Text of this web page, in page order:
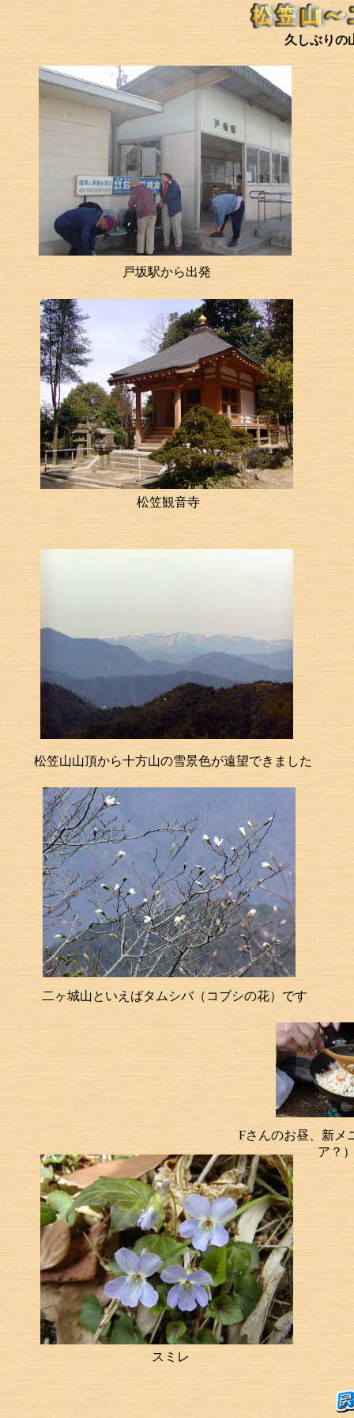
松笠山山頂から十方山の雪景色が遠望できました
二ヶ城山といえばタムシバ（コブシの花）です
戸坂駅から出発
松笠観音寺
Fさんのお昼、新メ
ア？
久しぶりの
スミレ